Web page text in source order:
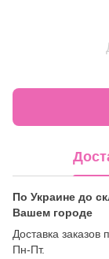
По Украине до
Вашем городе
Доставка
Пн-Пт.